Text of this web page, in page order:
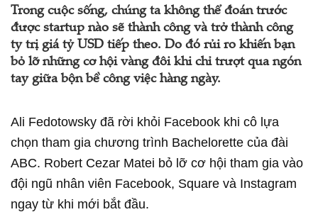
Trong cuộc sống, chúng ta không thể đoán trước
được startup nào sẽ thành công và trở thành công
ty trị giá tỷ USD tiếp theo. Do đó rủi ro khiến bạn
bỏ lỡ những cơ hội vàng đôi khi chỉ trượt qua ngón
tay giữa bộn bề công việc hàng ngày.
Ali Fedotowsky đã rời khỏi Facebook khi cô lựa
chọn tham gia chương trình Bachelorette của đài
ABC. Robert Cezar Matei bỏ lỡ cơ hội tham gia vào
đội ngũ nhân viên Facebook, Square và Instagram
ngay từ khi mới bắt đầu.